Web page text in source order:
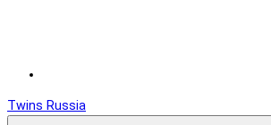
Twins Russia